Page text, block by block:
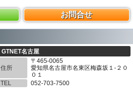
お問合せ
GTNET名古屋
住所
〒465-0065
愛知県名古屋市名東区梅森坂１-２０
０１
TEL
052-703-7500